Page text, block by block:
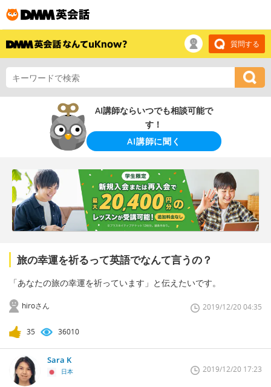
質問する
AI講師ならいつでも相談可能で
す！
AI講師に聞く
旅の幸運を祈るって英語でなんて言うの？
「あなたの旅の幸運を祈っています」と伝えたいです。
hiroさん 2019/12/20 04:35
35 36010
Sara K
日本 2019/12/20 17:23